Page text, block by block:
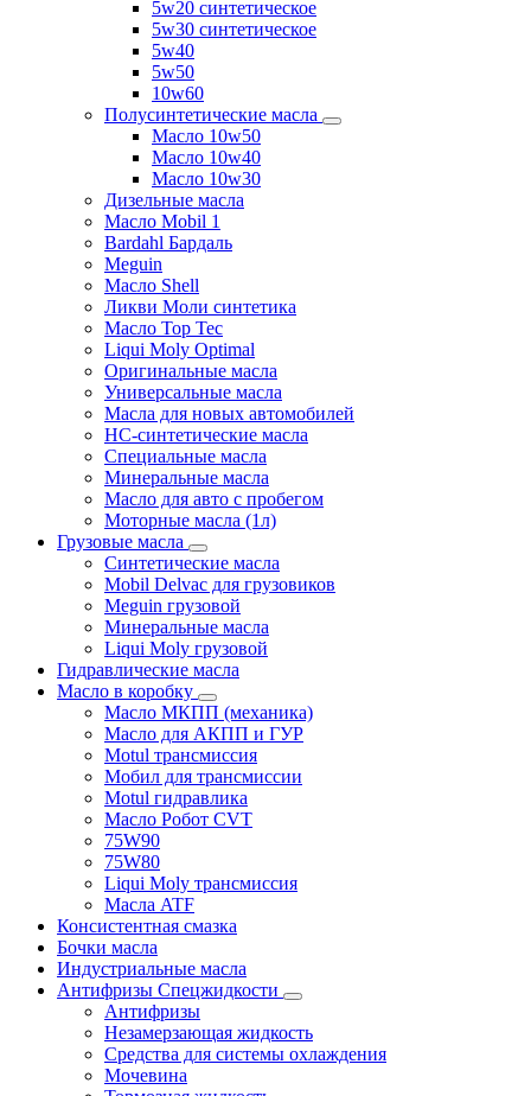
5w20 синтетическое
5w30 синтетическое
5w40
5w50
10w60
Полусинтетические масла
Масло 10w50
Масло 10w40
Масло 10w30
Дизельные масла
Масло Mobil 1
Bardahl Бардаль
Meguin
Масло Shell
Ликви Моли синтетика
Масло Top Tec
Liqui Moly Optimal
Оригинальные масла
Универсальные масла
Масла для новых автомобилей
HC-синтетические масла
Специальные масла
Минеральные масла
Масло для авто с пробегом
Моторные масла (1л)
Грузовые масла
Синтетические масла
Mobil Delvac для грузовиков
Meguin грузовой
Минеральные масла
Liqui Moly грузовой
Гидравлические масла
Масло в коробку
Масло МКПП (механика)
Масло для АКПП и ГУР
Motul трансмиссия
Мобил для трансмиссии
Motul гидравлика
Масло Робот CVT
75W90
75W80
Liqui Moly трансмиссия
Масла ATF
Консистентная смазка
Бочки масла
Индустриальные масла
Антифризы Спецжидкости
Антифризы
Незамерзающая жидкость
Средства для системы охлаждения
Мочевина